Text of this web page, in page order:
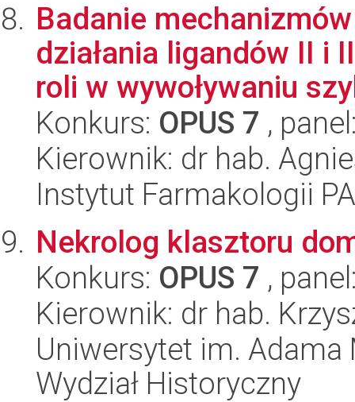
Badanie
działania ligandów II i
roli w wywoływaniu
Konkurs: OPUS 7 ,
Kierownik: dr hab.
Instytut Farmakologii
Nekrolog klasztoru
Konkurs: OPUS 7 ,
Kierownik: dr hab.
Uniwersytet im.
Wydział Historyczny